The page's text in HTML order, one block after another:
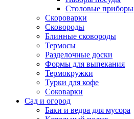
Столовые приборы
Скороварки
Сковороды
Блинные сковороды
Термосы
Разделочные доски
Формы для выпекания
Термокружки
Турки для кофе
Соковарки
Сад и огород
Баки и ведра для мусора